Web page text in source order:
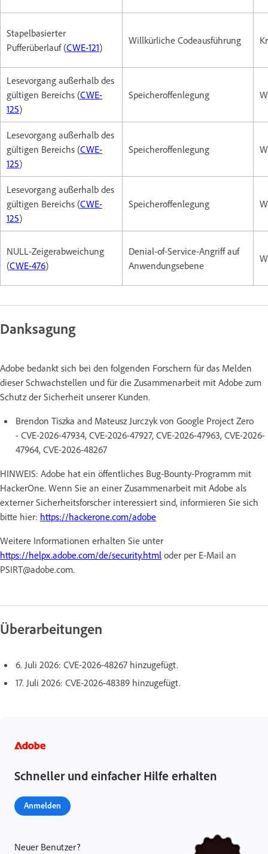
Stapelbasierter
Pufferüberlauf (CWE-121)
Willkürliche Codeausführung
Lesevorgang außerhalb des
gültigen Bereichs (CWE-
125)
Speicheroffenlegung
Lesevorgang außerhalb des
gültigen Bereichs (CWE-
125)
Speicheroffenlegung
Lesevorgang außerhalb des
gültigen Bereichs (CWE-
125)
Speicheroffenlegung
NULL-Zeigerabweichung
(CWE-476)
Denial-of-Service-Angriff auf
Anwendungsebene
Danksagung
Adobe bedankt sich bei den folgenden Forschern für das Melden
dieser Schwachstellen und für die Zusammenarbeit mit Adobe zum
Schutz der Sicherheit unserer Kunden.
Brendon Tiszka and Mateusz Jurczyk von Google Project Zero
- CVE-2026-47934, CVE-2026-47927, CVE-2026-47963, CVE-2026-
47964, CVE-2026-48267
HINWEIS: Adobe hat ein öffentliches Bug-Bounty-Programm mit
HackerOne. Wenn Sie an einer Zusammenarbeit mit Adobe als
externer Sicherheitsforscher interessiert sind, informieren Sie sich
bitte hier: https://hackerone.com/adobe
Weitere Informationen erhalten Sie unter
https://helpx.adobe.com/de/security.html oder per E-Mail an
PSIRT@adobe.com.
Überarbeitungen
6. Juli 2026: CVE-2026-48267 hinzugefügt.
17. Juli 2026: CVE-2026-48389 hinzugefügt.
Schneller und einfacher Hilfe erhalten
Anmelden
Neuer Benutzer?